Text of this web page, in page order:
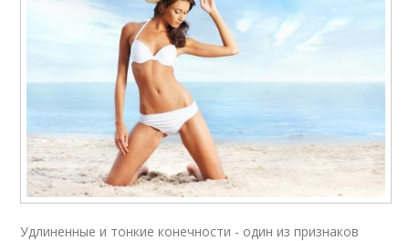
Удлиненные и тонкие конечности - один из признаков